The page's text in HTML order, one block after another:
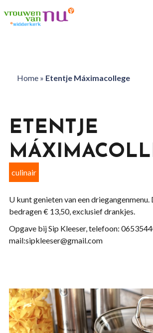
Home» Etentje Máximacollege
ETENTJE
culinair
U kunt genieten van een driegangenmenu.
bedragen € 13,50, exclusief drankjes.
Opgave bij Sip Kleeser, telefoon:
mail:sipkleeser@gmail.com